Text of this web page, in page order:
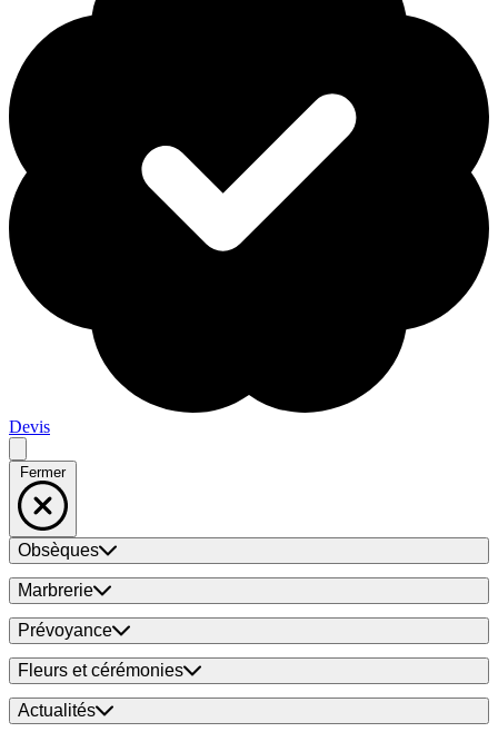
Devis
Fermer
Obsèques
Marbrerie
Prévoyance
Fleurs et cérémonies
Actualités